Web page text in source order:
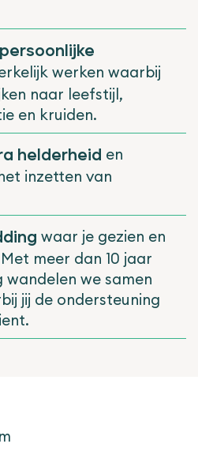
werken waarbij
naar leefstijl,
en kruiden.
helderheid en
inzetten van
waar je gezien en
meer dan 10 jaar
we samen
jij de ondersteuning